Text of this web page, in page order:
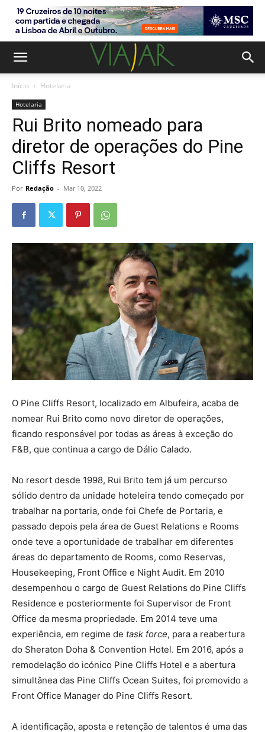
Início Hotelaria
Hotelaria
Rui Brito nomeado para
diretor de operações do Pine
Cliffs Resort
Por Redação - Mar 10, 2022
O Pine Cliffs Resort, localizado em Albufeira, acaba de
nomear Rui Brito como novo diretor de operações,
ficando responsável por todas as áreas à exceção do
F&B, que continua a cargo de Dálio Calado.
No resort desde 1998, Rui Brito tem já um percurso
sólido dentro da unidade hoteleira tendo começado por
trabalhar na portaria, onde foi Chefe de Portaria, e
passado depois pela área de Guest Relations e Rooms
onde teve a oportunidade de trabalhar em diferentes
áreas do departamento de Rooms, como Reservas,
Housekeeping, Front Office e Night Audit. Em 2010
desempenhou o cargo de Guest Relations do Pine Cliffs
Residence e posteriormente foi Supervisor de Front
Office da mesma propriedade. Em 2014 teve uma
experiência, em regime de task force, para a reabertura
do Sheraton Doha & Convention Hotel. Em 2016, após a
remodelação do icónico Pine Cliffs Hotel e a abertura
simultânea das Pine Cliffs Ocean Suites, foi promovido a
Front Office Manager do Pine Cliffs Resort.
A identificação, aposta e retenção de talentos é uma das